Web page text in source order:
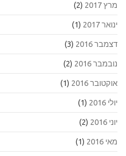
מרץ 2017 (2)
ינואר 2017 (1)
דצמבר 2016 (3)
נובמבר 2016 (2)
אוקטובר 2016 (1)
יולי 2016 (1)
יוני 2016 (2)
מאי 2016 (1)